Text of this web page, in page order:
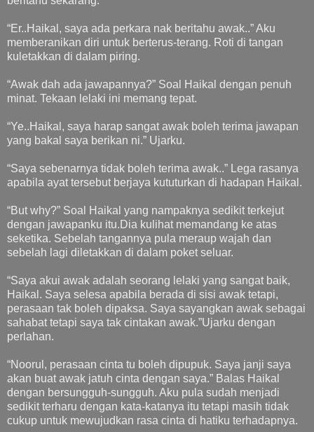
“Er..Haikal, saya ada perkara nak beritahu awak..” Aku
memberanikan diri untuk berterus-terang. Roti di tangan
kuletakkan di dalam piring.
“Awak dah ada jawapannya?” Soal Haikal dengan penuh
minat. Tekaan lelaki ini memang tepat.
“Ye..Haikal, saya harap sangat awak boleh terima jawapan
yang bakal saya berikan ni.” Ujarku.
“Saya sebenarnya tidak boleh terima awak..” Lega rasanya
apabila ayat tersebut berjaya kututurkan di hadapan Haikal.
“But why?” Soal Haikal yang nampaknya sedikit terkejut
dengan jawapanku itu.Dia kulihat memandang ke atas
seketika. Sebelah tangannya pula meraup wajah dan
sebelah lagi diletakkan di dalam poket seluar.
“Saya akui awak adalah seorang lelaki yang sangat baik,
Haikal. Saya selesa apabila berada di sisi awak tetapi,
perasaan tak boleh dipaksa. Saya sayangkan awak sebagai
sahabat tetapi saya tak cintakan awak.”Ujarku dengan
perlahan.
“Noorul, perasaan cinta tu boleh dipupuk. Saya janji saya
akan buat awak jatuh cinta dengan saya.” Balas Haikal
dengan bersungguh-sungguh. Aku pula sudah menjadi
sedikit terharu dengan kata-katanya itu tetapi masih tidak
cukup untuk mewujudkan rasa cinta di hatiku terhadapnya.